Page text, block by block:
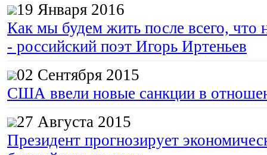
19 Января 2016
Как мы будем жить после всего, что
- российский поэт Игорь Иртеньев
02 Сентября 2015
США ввели новые санкции в
27 Августа 2015
Президент прогнозирует